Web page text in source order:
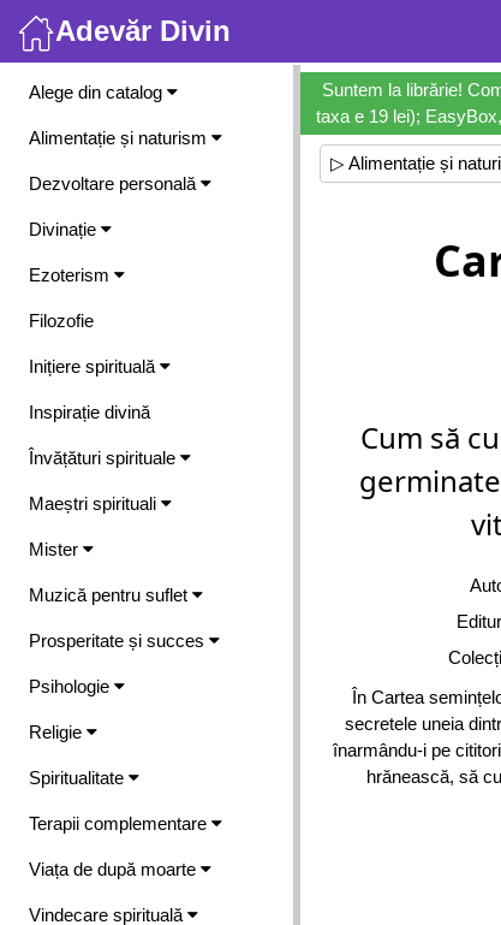
Adevăr Divin
Meniu
Alege din catalog
Alimentație și naturism
Dezvoltare personală
Divinație
Ezoterism
Filozofie
Inițiere spirituală
Inspirație divină
Învățături spirituale
Maeștri spirituali
Mister
Muzică pentru suflet
Prosperitate și succes
Psihologie
Religie
Spiritualitate
Terapii complementare
Viața de după moarte
Vindecare spirituală
Suntem la librărie!
taxa e 19 lei);
▷ Alimentație și
Cum să
În Cartea
secretele uneia
înarmându-i pe
hrănească, să